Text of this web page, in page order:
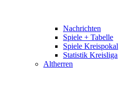
Nachrichten
Spiele + Tabelle
Spiele Kreispokal
Statistik Kreisliga
Altherren